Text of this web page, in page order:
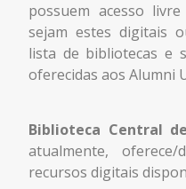
possuem acesso
sejam estes digitais
lista de bibliotecas e
oferecidas aos Alumni
Biblioteca Central
atualmente,
recursos digitais